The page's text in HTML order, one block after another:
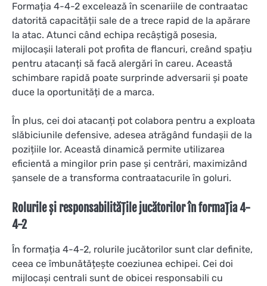
Formația 4-4-2 excelează în scenariile de contraatac
datorită capacității sale de a trece rapid de la apărare
la atac. Atunci când echipa recâștigă posesia,
mijlocașii laterali pot profita de flancuri, creând spațiu
pentru atacanți să facă alergări în careu. Această
schimbare rapidă poate surprinde adversarii și poate
duce la oportunități de a marca.
În plus, cei doi atacanți pot colabora pentru a exploata
slăbiciunile defensive, adesea atrăgând fundașii de la
pozițiile lor. Această dinamică permite utilizarea
eficientă a mingilor prin pase și centrări, maximizând
șansele de a transforma contraatacurile în goluri.
Rolurile și responsabilitățile jucătorilor în formația 4-
4-2
În formația 4-4-2, rolurile jucătorilor sunt clar definite,
ceea ce îmbunătățește coeziunea echipei. Cei doi
mijlocași centrali sunt de obicei responsabili cu